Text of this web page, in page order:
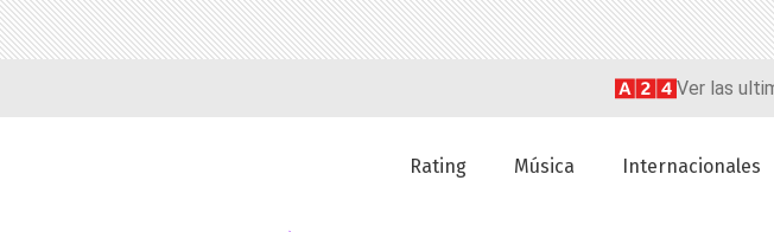
Ver las
Rating Música Internacionales